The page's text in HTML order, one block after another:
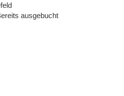
ausgebucht